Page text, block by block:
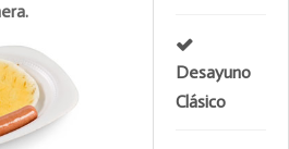
Desayuno
Clásico